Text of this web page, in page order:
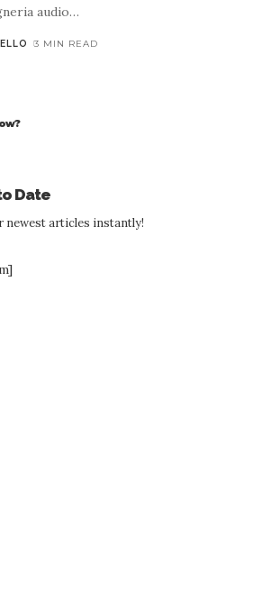
audio…
3 MIN READ
Date
newest articles instantly!